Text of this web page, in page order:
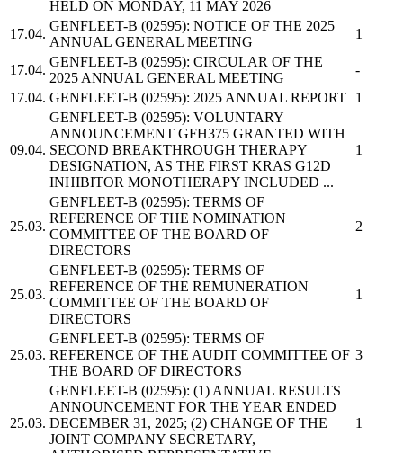
HELD ON MONDAY, 11 MAY 2026
17.04.
GENFLEET-B (02595): NOTICE OF THE 2025
ANNUAL GENERAL MEETING
1
17.04.
GENFLEET-B (02595): CIRCULAR OF THE
2025 ANNUAL GENERAL MEETING
-
17.04. GENFLEET-B (02595): 2025 ANNUAL REPORT 1
09.04.
GENFLEET-B (02595): VOLUNTARY
ANNOUNCEMENT GFH375 GRANTED WITH
SECOND BREAKTHROUGH THERAPY
DESIGNATION, AS THE FIRST KRAS G12D
INHIBITOR MONOTHERAPY INCLUDED ...
1
25.03.
GENFLEET-B (02595): TERMS OF
REFERENCE OF THE NOMINATION
COMMITTEE OF THE BOARD OF
DIRECTORS
2
25.03.
GENFLEET-B (02595): TERMS OF
REFERENCE OF THE REMUNERATION
COMMITTEE OF THE BOARD OF
DIRECTORS
1
25.03.
GENFLEET-B (02595): TERMS OF
REFERENCE OF THE AUDIT COMMITTEE OF
THE BOARD OF DIRECTORS
3
25.03.
GENFLEET-B (02595): (1) ANNUAL RESULTS
ANNOUNCEMENT FOR THE YEAR ENDED
DECEMBER 31, 2025; (2) CHANGE OF THE
JOINT COMPANY SECRETARY,
1